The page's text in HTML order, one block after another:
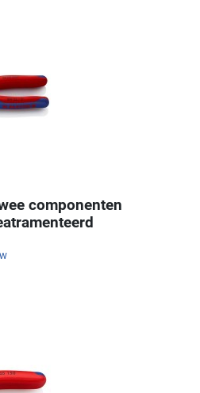
componenten